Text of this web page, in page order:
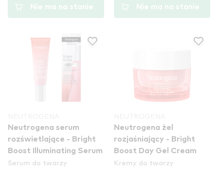
Nie ma na stanie Nie ma na stanie
Neutrogena serum
rozświetlające - Bright
Boost Illuminating Serum
Serum do twarzy
Neutrogena żel
rozjaśniający - Bright
Boost Day Gel Cream
Kremy do twarzy